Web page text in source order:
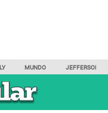
MUNDO JEFFERSON